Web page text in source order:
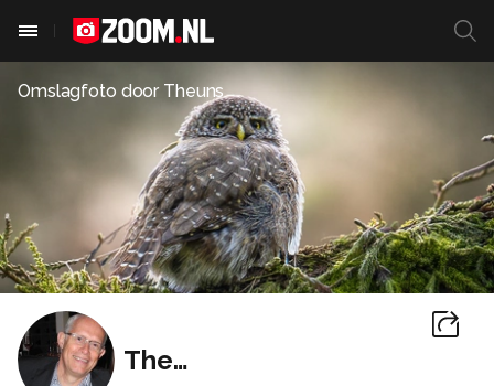
Omslagfoto door Theuns
Theuns